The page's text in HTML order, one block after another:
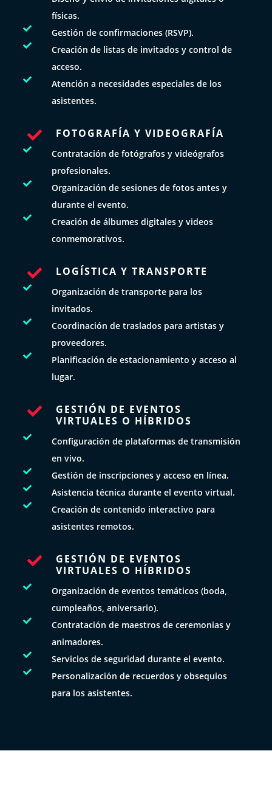
físicas.
 Gestión de confirmaciones (RSVP).

Creación de listas de invitados y control de
acceso.

Atención a necesidades especiales de los
asistentes.
 FOTOGRAFÍA Y VIDEOGRAFÍA

Contratación de fotógrafos y videógrafos
profesionales.

Organización de sesiones de fotos antes y
durante el evento.

Creación de álbumes digitales y videos
conmemorativos.
 LOGÍSTICA Y TRANSPORTE

Organización de transporte para los
invitados.

Coordinación de traslados para artistas y
proveedores.

Planificación de estacionamiento y acceso al
lugar.

GESTIÓN DE EVENTOS
VIRTUALES O HÍBRIDOS

Configuración de plataformas de transmisión
en vivo.
 Gestión de inscripciones y acceso en línea.
 Asistencia técnica durante el evento virtual.

Creación de contenido interactivo para
asistentes remotos.

GESTIÓN DE EVENTOS
VIRTUALES O HÍBRIDOS

Organización de eventos temáticos (boda,
cumpleaños, aniversario).

Contratación de maestros de ceremonias y
animadores.
 Servicios de seguridad durante el evento.

Personalización de recuerdos y obsequios
para los asistentes.